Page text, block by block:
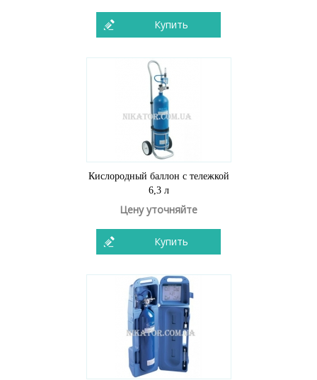
Купить
Кислородный баллон с тележкой
6,3 л
Цену уточняйте
Купить